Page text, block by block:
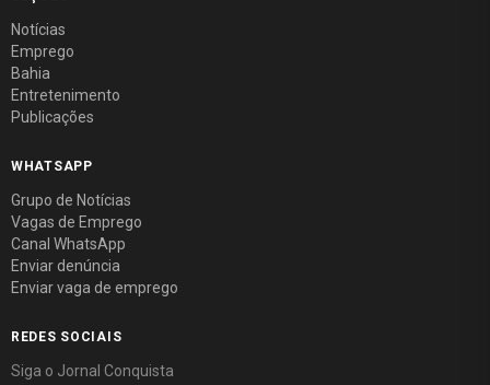
Notícias
Emprego
Bahia
Entretenimento
Publicações
WHATSAPP
Grupo de Notícias
Vagas de Emprego
Canal WhatsApp
Enviar denúncia
Enviar vaga de emprego
REDES SOCIAIS
Siga o Jornal Conquista